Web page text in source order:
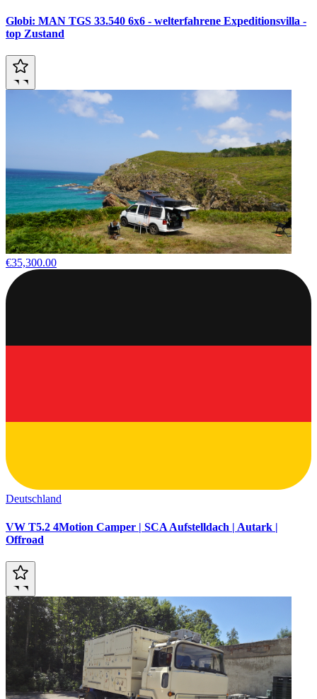
Globi: MAN TGS 33.540 6x6 - welterfahrene Expeditionsvilla -
top Zustand
€35,300.00
Deutschland
VW T5.2 4Motion Camper | SCA Aufstelldach | Autark |
Offroad